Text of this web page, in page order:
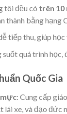
tôi đều có trên 10
thành bằng hạng
tiếp thu, giúp
suốt quá trình
Quốc Gia
: Cung cấp
xe, và đạo đức